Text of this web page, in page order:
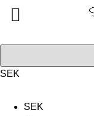
SEK
SEK
Alla produkter
Om oss